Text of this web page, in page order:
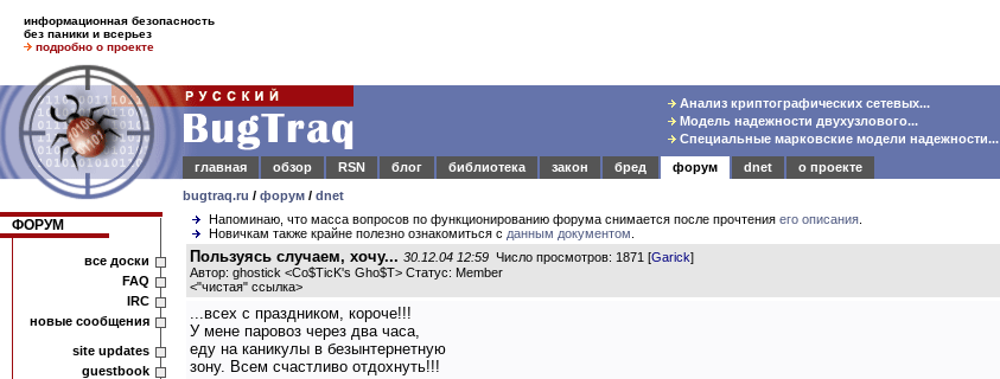
информационная безопасность
без паники и всерьез
подробно о проекте
Анализ криптографических сетевых...
Модель надежности двухузлового...
Специальные марковские модели надежности...
главная
обзор RSN блог библиотека закон бред форум dnet
о проекте
bugtraq.ru / форум / dnet
ФОРУМ
все доски
FAQ
IRC
новые сообщения
site updates
guestbook
Напоминаю, что масса вопросов по функционированию форума снимается после прочтения его описания
Новичкам также крайне полезно ознакомиться с данным документом
Пользуясь случаем, хочу... 30.12.04 12:59 Число просмотров: 1871 [Garick]
Автор: ghostick <Co$TicK's Gho$T> Статус: Member
<"чистая" ссылка>
...всех с праздником, короче!!!
У мене паровоз через два часа,
еду на каникулы в безынтернетную
зону. Всем счастливо отдохнуть!!!